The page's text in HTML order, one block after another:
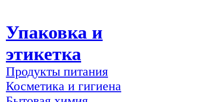
Упаковка и
этикетка
Продукты питания
Косметика и гигиена